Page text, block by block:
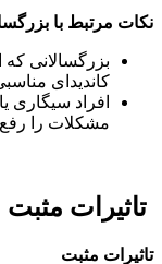
نکات مرتبط با
بزرگسالانی
کاندیدای
افراد سیگاری
مشکلات را رفع
تاثیرات
تاثیرات مثبت